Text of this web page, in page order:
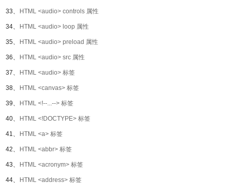
33、 HTML <audio> controls 属性
34、 HTML <audio> loop 属性
35、 HTML <audio> preload 属性
36、 HTML <audio> src 属性
37、 HTML <audio> 标签
38、 HTML <canvas> 标签
39、 HTML <!--...--> 标签
40、 HTML <!DOCTYPE> 标签
41、 HTML <a> 标签
42、 HTML <abbr> 标签
43、 HTML <acronym> 标签
44、 HTML <address> 标签